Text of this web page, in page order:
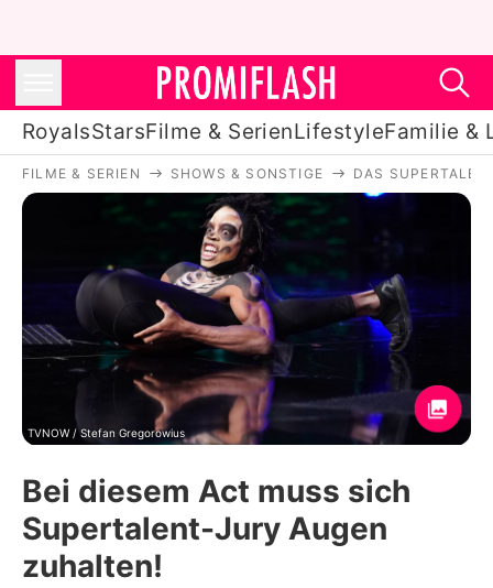
RoyalsStarsFilme & SerienLifestyleFamilie &
Royals
Stars
Filme & Serien
Lifestyle
Familie & Liebe
Promiflash Exklusiv
Alle Themen auf Promiflash
Jobs
FILME & SERIEN SHOWS & SONSTIGE DAS
TVNOW / Stefan Gregorowius
Bei diesem Act muss sich
Supertalent-Jury Augen
zuhalten!